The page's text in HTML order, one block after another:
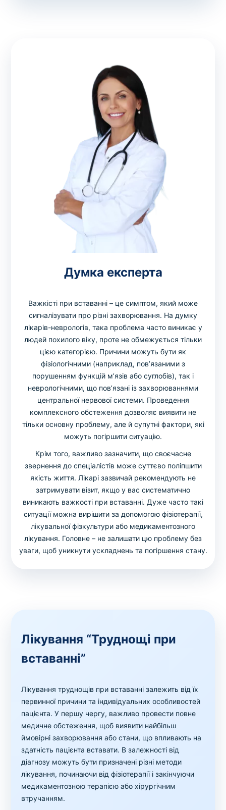
Думка експерта
Важкісті при вставанні – це симптом, який може
сигналізувати про різні захворювання. На думку
лікарів-неврологів, така проблема часто виникає у
людей похилого віку, проте не обмежується тільки
цією категорією. Причини можуть бути як
фізіологічними (наприклад, пов’язаними з
порушенням функцій м’язів або суглобів), так і
неврологічними, що пов’язані із захворюваннями
центральної нервової системи. Проведення
комплексного обстеження дозволяє виявити не
тільки основну проблему, але й супутні фактори, які
можуть погіршити ситуацію.
Крім того, важливо зазначити, що своєчасне
звернення до спеціалістів може суттєво поліпшити
якість життя. Лікарі зазвичай рекомендують не
затримувати візит, якщо у вас систематично
виникають важкості при вставанні. Дуже часто такі
ситуації можна вирішити за допомогою фізіотерапії,
лікувальної фізкультури або медикаментозного
лікування. Головне – не залишати цю проблему без
уваги, щоб уникнути ускладнень та погіршення стану.
Лікування “Труднощі при
вставанні”
Лікування труднощів при вставанні залежить від їх
первинної причини та індивідуальних особливостей
пацієнта. У першу чергу, важливо провести повне
медичне обстеження, щоб виявити найбільш
ймовірні захворювання або стани, що впливають на
здатність пацієнта вставати. В залежності від
діагнозу можуть бути призначені різні методи
лікування, починаючи від фізіотерапії і закінчуючи
медикаментозною терапією або хірургічним
втручанням.